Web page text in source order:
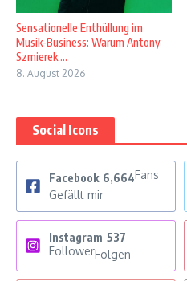
Sensationelle Enthüllung im
Musik-Business: Warum Antony
Szmierek ...
8. August 2026
Social Icons
Facebook 6,664Fans
Gefällt mir
Instagram 537
FollowerFolgen